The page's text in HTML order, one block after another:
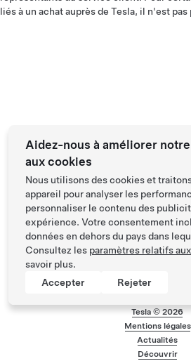
liés à un achat auprès de Tesla, il n'est
Tesla ©2026
Mentions légales
Actualités
Découvrir
Aidez-nous à améliorer
aux cookies
Nous utilisons des cookies et
appareil pour analyser les
personnaliser le contenu des
expérience. Votre consentement
données en dehors du pays dans
Consultez les paramètres relatifs
savoir plus.
Accepter
Rejeter